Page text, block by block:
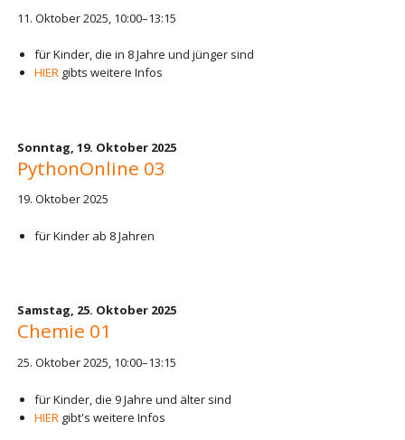
11. Oktober 2025, 10:00–13:15
für Kinder, die in 8 Jahre und jünger sind
HIERgibts weitere Infos
Sonntag, 19. Oktober 2025
PythonOnline 03
19. Oktober 2025
für Kinder ab 8 Jahren
Samstag, 25. Oktober 2025
Chemie 01
25. Oktober 2025, 10:00–13:15
für Kinder, die 9 Jahre und älter sind
HIERgibt's weitere Infos